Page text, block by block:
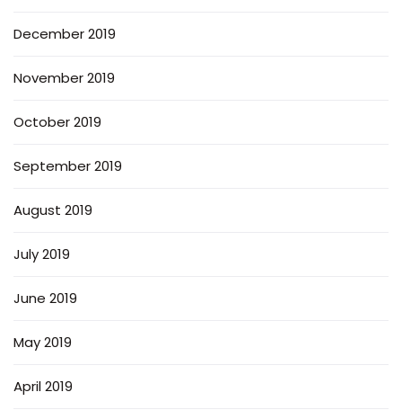
December 2019
November 2019
October 2019
September 2019
August 2019
July 2019
June 2019
May 2019
April 2019